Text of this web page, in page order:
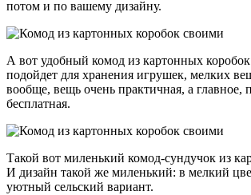
потом и по вашему дизайну.
А вот удобный комод из картонных
подойдет для хранения игрушек, мелких
вообще, вещь очень практичная, а главное,
бесплатная.
Такой вот миленький комод-сундучок из
И дизайн такой же миленький: в мелкий
уютный сельский вариант.